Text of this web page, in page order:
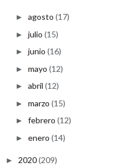
► agosto (17)
► julio (15)
► junio (16)
► mayo (12)
► abril (12)
► marzo (15)
► febrero (12)
► enero (14)
► 2020(209)